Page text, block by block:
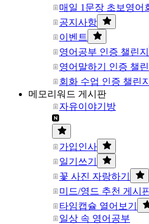
매일 1문장 초보영어
공지사항
이벤트
영어공부 인증 챌린지
영어말하기 인증 챌린
회화 수업 인증 챌린지
메모리워드 게시판
자유이야기방
가입인사
일기쓰기
꽃 사진 자랑하기
미드/영드 추천 게시
타임캡슐 열어보기
일상 속 영어공부